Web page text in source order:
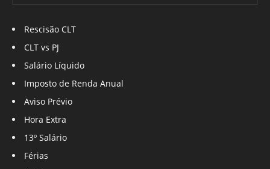
Rescisão CLT
CLT vs PJ
Salário Líquido
Imposto de Renda Anual
Aviso Prévio
Hora Extra
13º Salário
Férias